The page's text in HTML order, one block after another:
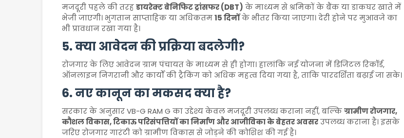
मजदूरी पहले की तरहडायरेक्ट बेनिफिट ट्रांसफर (DBT) के माध्यम से श्रमिकों के बैंक या डाकघर खाते में
भेजी जाएगी। भुगतान साप्ताहिक या अधिकतम15 दिनोंके भीतर किया जाएगा। देरी होने पर मुआवजे का
भी प्रावधान रखा गया है।
5. क्या आवेदन की प्रक्रिया बदलेगी?
रोजगार के लिए आवेदन ग्राम पंचायत के माध्यम से ही होगा। हालांकि नई योजना में डिजिटल रिकॉर्ड,
ऑनलाइन निगरानी और कार्यों की ट्रैकिंग को अधिक महत्व दिया गया है, ताकि पारदर्शिता बढ़ाई जा सके।
6. नए कानून का मकसद क्या है?
सरकार के अनुसार VB-G RAM G का उद्देश्य केवल मजदूरी उपलब्ध कराना नहीं, बल्किग्रामीण रोजगार,
कौशल विकास, टिकाऊ परिसंपत्तियों का निर्माण और आजीविका के बेहतर अवसरउपलब्ध कराना है। इसके
जरिए रोजगार गारंटी को ग्रामीण विकास से जोड़ने की कोशिश की गई है।